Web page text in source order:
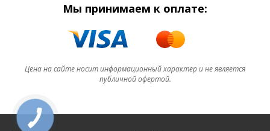
Мы принимаем к оплате:
Цена на сайте носит информационный характер и не является
публичной офертой.